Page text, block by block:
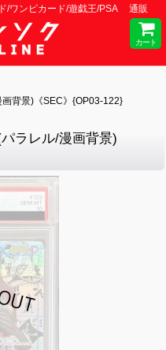
/ワンピカード/遊戯王/PSA 通販
カート
画背景)《SEC》{OP03-122}
ラレル/漫画背景)